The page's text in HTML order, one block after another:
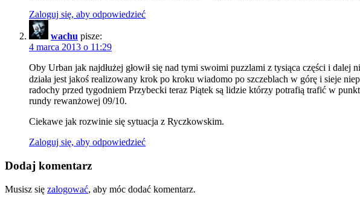
Zaloguj się, aby odpowiedzieć
wachu pisze:
4 marca 2013 o 11:29
Oby Urban jak najdłużej głowił się nad tymi swoimi puzzlami z tysiąca części i
działa jest jakoś realizowany krok po kroku wiadomo po szczeblach w górę i sieje
radochy przed tygodniem Przybecki teraz Piątek są lidzie którzy potrafią trafić w
rundy rewanżowej 09/10.
Ciekawe jak rozwinie się sytuacja z Ryczkowskim.
Zaloguj się, aby odpowiedzieć
Dodaj komentarz
Musisz się zalogować, aby móc dodać komentarz.